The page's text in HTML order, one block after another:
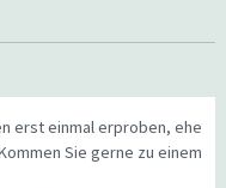
erst einmal erproben, ehe
Sie gerne zu einem